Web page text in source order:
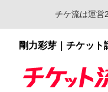
チケ流は運営
剛力彩芽｜チケット